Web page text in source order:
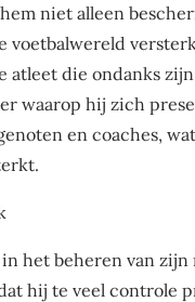
niet alleen
voetbalwereld
die ondanks
waarop hij zich
en coaches,
het beheren van
hij te veel controle